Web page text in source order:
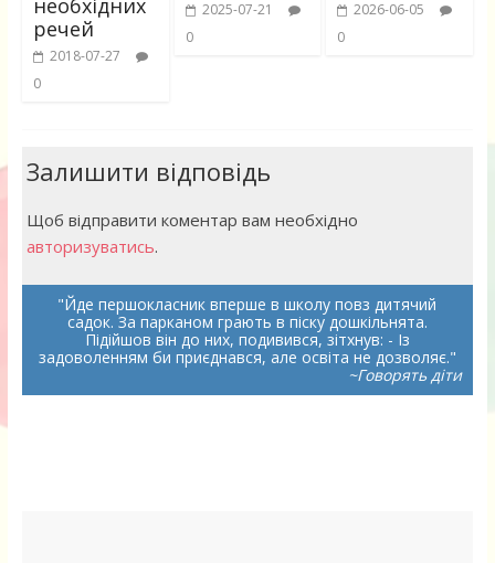
речей
2018-07-27
0
2025-07-21
0
2026-06-05
0
Залишити відповідь
Щоб відправити коментар вам необхідно
авторизуватись.
Йде першокласник вперше в школу повз дитячий
садок. За парканом грають в піску дошкільнята.
Підійшов він до них, подивився, зітхнув: - Із
задоволенням би приєднався, але освіта не дозволяє.
~Говорять діти